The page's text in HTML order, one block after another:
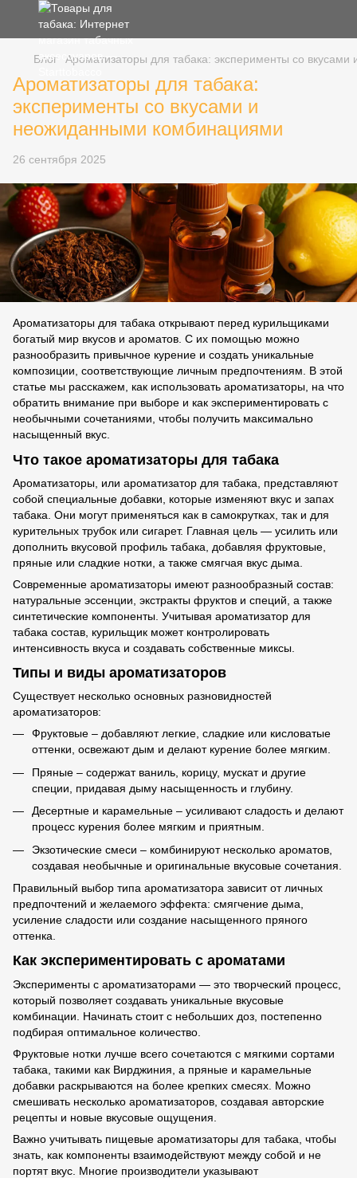
Блог Ароматизаторы для табака: эксперименты со
Ароматизаторы для табака:
эксперименты со вкусами и
неожиданными комбинациями
26 сентября 2025
Ароматизаторы для табака открывают перед курильщиками
богатый мир вкусов и ароматов. С их помощью можно
разнообразить привычное курение и создать уникальные
композиции, соответствующие личным предпочтениям. В этой
статье мы расскажем, как использовать ароматизаторы, на что
обратить внимание при выборе и как экспериментировать с
необычными сочетаниями, чтобы получить максимально
насыщенный вкус.
Что такое ароматизаторы для табака
Ароматизаторы, или ароматизатор для табака, представляют
собой специальные добавки, которые изменяют вкус и запах
табака. Они могут применяться как в самокрутках, так и для
курительных трубок или сигарет. Главная цель — усилить или
дополнить вкусовой профиль табака, добавляя фруктовые,
пряные или сладкие нотки, а также смягчая вкус дыма.
Современные ароматизаторы имеют разнообразный состав:
натуральные эссенции, экстракты фруктов и специй, а также
синтетические компоненты. Учитывая ароматизатор для
табака состав, курильщик может контролировать
интенсивность вкуса и создавать собственные миксы.
Типы и виды ароматизаторов
Существует несколько основных разновидностей
ароматизаторов:
Фруктовые – добавляют легкие, сладкие или кисловатые
оттенки, освежают дым и делают курение более мягким.
Пряные – содержат ваниль, корицу, мускат и другие
специи, придавая дыму насыщенность и глубину.
Десертные и карамельные – усиливают сладость и делают
процесс курения более мягким и приятным.
Экзотические смеси – комбинируют несколько ароматов,
создавая необычные и оригинальные вкусовые сочетания.
Правильный выбор типа ароматизатора зависит от личных
предпочтений и желаемого эффекта: смягчение дыма,
усиление сладости или создание насыщенного пряного
оттенка.
Как экспериментировать с ароматами
Эксперименты с ароматизаторами — это творческий процесс,
который позволяет создавать уникальные вкусовые
комбинации. Начинать стоит с небольших доз, постепенно
подбирая оптимальное количество.
Фруктовые нотки лучше всего сочетаются с мягкими сортами
табака, такими как Вирджиния, а пряные и карамельные
добавки раскрываются на более крепких смесях. Можно
смешивать несколько ароматизаторов, создавая авторские
рецепты и новые вкусовые ощущения.
Важно учитывать пищевые ароматизаторы для табака, чтобы
знать, как компоненты взаимодействуют между собой и не
портят вкус. Многие производители указывают